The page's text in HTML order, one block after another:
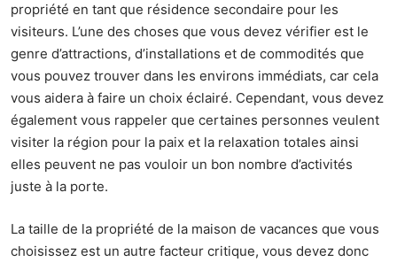
propriété en tant que résidence secondaire pour les
visiteurs. L’une des choses que vous devez vérifier est le
genre d’attractions, d’installations et de commodités que
vous pouvez trouver dans les environs immédiats, car cela
vous aidera à faire un choix éclairé. Cependant, vous devez
également vous rappeler que certaines personnes veulent
visiter la région pour la paix et la relaxation totales ainsi
elles peuvent ne pas vouloir un bon nombre d’activités
juste à la porte.
La taille de la propriété de la maison de vacances que vous
choisissez est un autre facteur critique, vous devez donc